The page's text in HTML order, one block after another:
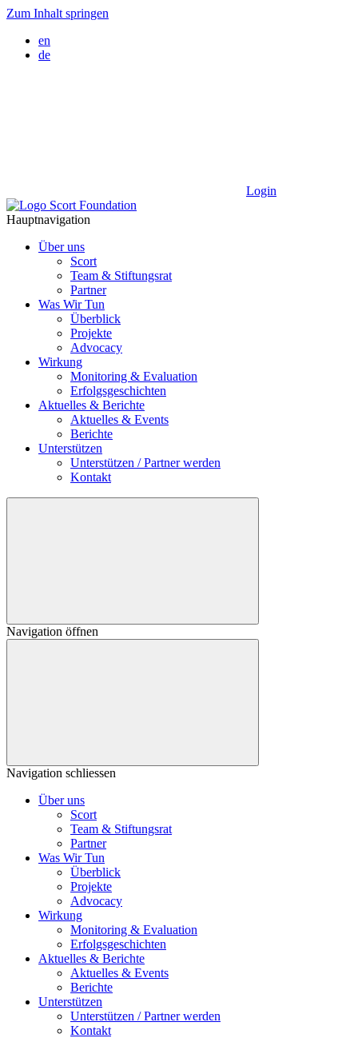
Zum Inhalt springen
en
de
Login
Hauptnavigation
Über uns
Scort
Team & Stiftungsrat
Partner
Was Wir Tun
Überblick
Projekte
Advocacy
Wirkung
Monitoring & Evaluation
Erfolgsgeschichten
Aktuelles & Berichte
Aktuelles & Events
Berichte
Unterstützen
Unterstützen / Partner werden
Kontakt
Navigation öffnen
Navigation schliessen
Über uns
Scort
Team & Stiftungsrat
Partner
Was Wir Tun
Überblick
Projekte
Advocacy
Wirkung
Monitoring & Evaluation
Erfolgsgeschichten
Aktuelles & Berichte
Aktuelles & Events
Berichte
Unterstützen
Unterstützen / Partner werden
Kontakt